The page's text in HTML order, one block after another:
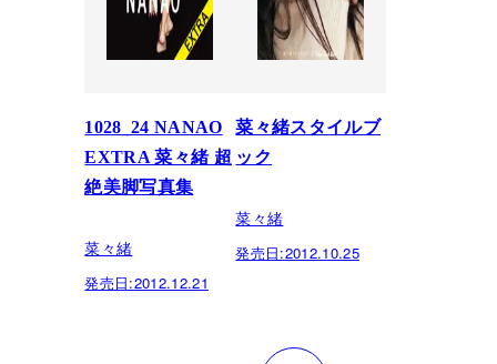
1028_24 NANAO
EXTRA 菜々緒 超
絶美脚写真集
菜々緒
発売日:2012.12.21
菜々緒スタイルブ
ック
菜々緒
発売日:2012.10.25